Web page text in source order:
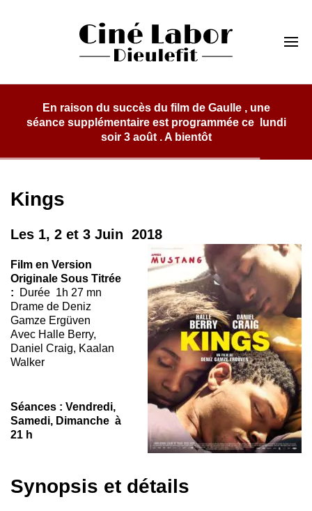
Cinéma Labor
Dieulefit
de Gaulle , une
ce lundi
Kings
Les 1, 2 et 3 Juin 2018
Film en Version
Originale Sous Titrée
:
Durée 1h 27 mn
Drame de Deniz
Gamze Ergüven
Avec Halle Berry,
Daniel Craig, Kaalan
Walker
Séances : Vendredi,
Samedi, Dimanche à
21 h
Synopsis et détails